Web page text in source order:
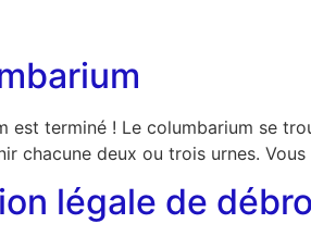
est terminé ! Le columbarium se
chacune deux ou trois urnes.
légale de